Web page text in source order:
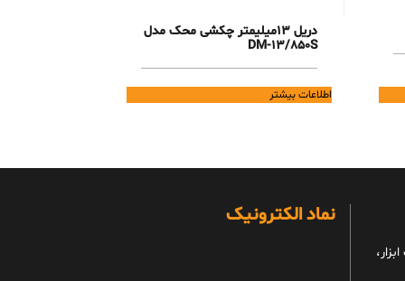
دریل 13میلیمتر چکشی محک مدل
DM-13/850S
اطلاعات بیشتر
نماد الکترونیک